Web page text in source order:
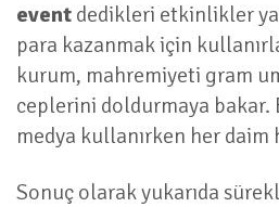
event dedikleri etkinlikler
para kazanmak için
kurum, mahremiyeti gram
ceplerini doldurmaya bakar.
medya kullanırken her daim
Sonuç olarak yukarıda